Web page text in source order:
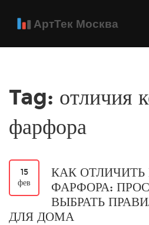
Tag: отличия
фарфора
15
фев
КАК
ФАРФОРА:
ВЫБРАТЬ
ДЛЯ ДОМА